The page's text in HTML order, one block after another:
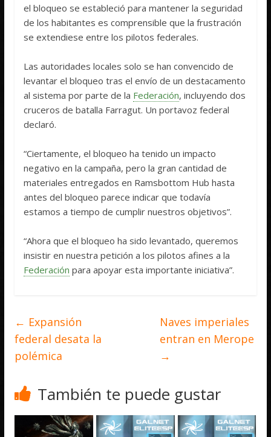
el bloqueo se estableció para mantener la seguridad
de los habitantes es comprensible que la frustración
se extendiese entre los pilotos federales.
Las autoridades locales solo se han convencido de
levantar el bloqueo tras el envío de un destacamento
al sistema por parte de la Federación, incluyendo dos
cruceros de batalla Farragut. Un portavoz federal
declaró.
“Ciertamente, el bloqueo ha tenido un impacto
negativo en la campaña, pero la gran cantidad de
materiales entregados en Ramsbottom Hub hasta
antes del bloqueo parece indicar que todavía
estamos a tiempo de cumplir nuestros objetivos”.
“Ahora que el bloqueo ha sido levantado, queremos
insistir en nuestra petición a los pilotos afines a la
Federación para apoyar esta importante iniciativa”.
← Expansión
federal desata la
polémica
Naves imperiales
entran en Merope
→
También te puede gustar